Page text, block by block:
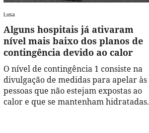
Lusa
Alguns hospitais já ativaram
nível mais baixo dos planos de
contingência devido ao calor
O nível de contingência 1 consiste na
divulgação de medidas para apelar às
pessoas que não estejam expostas ao
calor e que se mantenham hidratadas.